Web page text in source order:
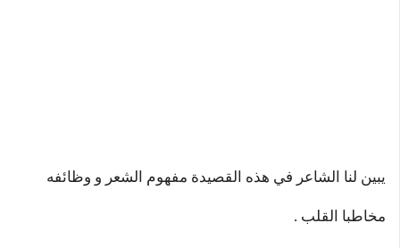
يبين لنا الشاعر في هذه القصيدة مفهوم الشعر و وظائفه
مخاطبا القلب .